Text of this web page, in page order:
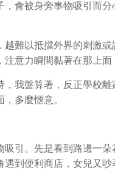
會被身旁事物吸引而
難以抵擋外界的刺激
意力瞬間黏著在那上面
我盤算著，反正學校
多麼愜意。
引。先是看到路邊一
到便利商店，女兒又